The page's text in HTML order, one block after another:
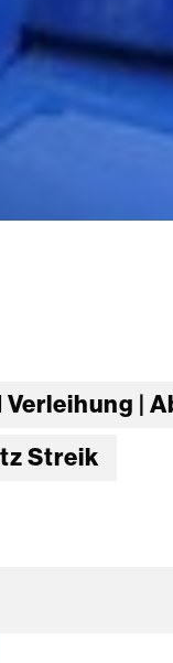
Verleihung |
Streik